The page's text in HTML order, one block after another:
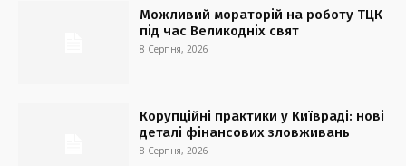
Можливий мораторій на роботу ТЦК
під час Великодніх свят
8 Серпня, 2026
Корупційні практики у Київраді: нові
деталі фінансових зловживань
8 Серпня, 2026